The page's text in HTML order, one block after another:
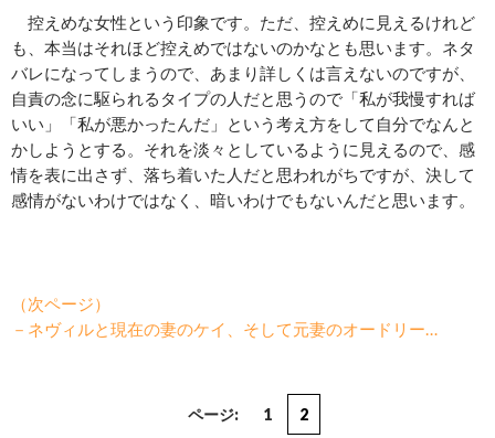
控えめな女性という印象です。ただ、控えめに見えるけれど
も、本当はそれほど控えめではないのかなとも思います。ネタ
バレになってしまうので、あまり詳しくは言えないのですが、
自責の念に駆られるタイプの人だと思うので「私が我慢すれば
いい」「私が悪かったんだ」という考え方をして自分でなんと
かしようとする。それを淡々としているように見えるので、感
情を表に出さず、落ち着いた人だと思われがちですが、決して
感情がないわけではなく、暗いわけでもないんだと思います。
（次ページ）
－ネヴィルと現在の妻のケイ、そして元妻のオードリー…
ページ: 1 2